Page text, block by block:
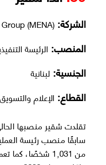
الشركة:(MENA)
المنصب: الرئيسة
الجنسية: لبنانية
القطاع: الإعلام والتسويق
سابقًا منصب رئيسة